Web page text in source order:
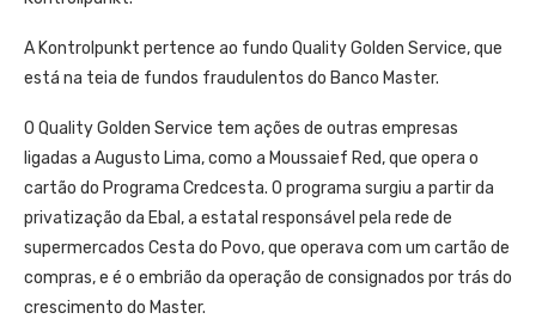
A Kontrolpunkt pertence ao fundo Quality Golden Service, que
está na teia de fundos fraudulentos do Banco Master.
O Quality Golden Service tem ações de outras empresas
ligadas a Augusto Lima, como a Moussaief Red, que opera o
cartão do Programa Credcesta. O programa surgiu a partir da
privatização da Ebal, a estatal responsável pela rede de
supermercados Cesta do Povo, que operava com um cartão de
compras, e é o embrião da operação de consignados por trás do
crescimento do Master.